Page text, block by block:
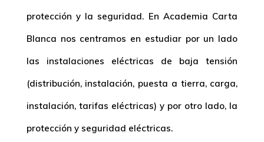
protección y la seguridad. En Academia Carta
Blanca nos centramos en estudiar por un lado
las instalaciones eléctricas de baja tensión
(distribución, instalación, puesta a tierra, carga,
instalación, tarifas eléctricas) y por otro lado, la
protección y seguridad eléctricas.